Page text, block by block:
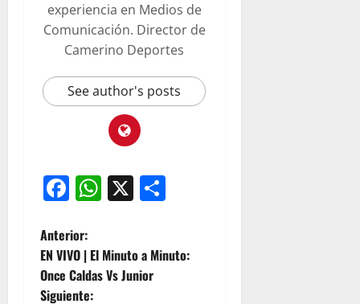
experiencia en Medios de
Comunicación. Director de
Camerino Deportes
See author's posts
Facebook
WhatsApp
X
Anterior:
EN VIVO | El Minuto a Minuto:
Once Caldas Vs Junior
Siguiente: